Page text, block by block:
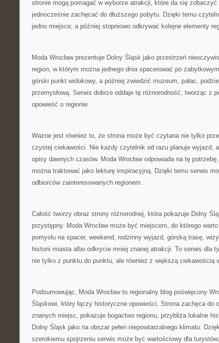
stronie mogą pomagać w wyborze atrakcji, które da się
jednocześnie zachęcać do dłuższego pobytu. Dzięki temu
jedno miejsce, a później stopniowo odkrywać kolejne elementy
Moda Wrocław prezentuje Dolny Śląsk jako przestrzeń
region, w którym można jednego dnia spacerować po
górski punkt widokowy, a później zwiedzić muzeum, pałac,
przemysłową. Serwis dobrze oddaje tę różnorodność, tworząc z
opowieść o regionie.
Ważne jest również to, że strona może być czytana nie tylko
czystej ciekawości. Nie każdy czytelnik od razu planuje wyjazd,
opisy dawnych czasów. Moda Wrocław odpowiada na tę
można traktować jako lekturę inspiracyjną. Dzięki temu serwis
odbiorców zainteresowanych regionem.
Całość tworzy obraz strony różnorodnej, która pokazuje Dolny
przystępny. Moda Wrocław może być miejscem, do którego
pomysłu na spacer, weekend, rodzinny wyjazd, górską trasę,
historii miasta albo odkrycie mniej znanej atrakcji. To serwis dla
nie tylko z punktu do punktu, ale również z większą ciekawością
Podsumowując, Moda Wrocław to regionalny blog poświęcony
Śląskowi, który łączy historyczne opowieści. Strona zachęca do
znanych miejsc, pokazuje bogactwo regionu, przybliża lokalne
Dolny Śląsk jako na obszar pełen niepowtarzalnego klimatu.
szerokiemu spojrzeniu serwis może być wartościowy dla